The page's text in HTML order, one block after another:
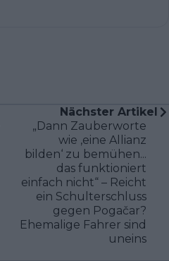
Nächster Artikel
„Dann Zauberworte
wie ‚eine Allianz
bilden‘ zu bemühen...
das funktioniert
einfach nicht“ – Reicht
ein Schulterschluss
gegen Pogačar?
Ehemalige Fahrer sind
uneins